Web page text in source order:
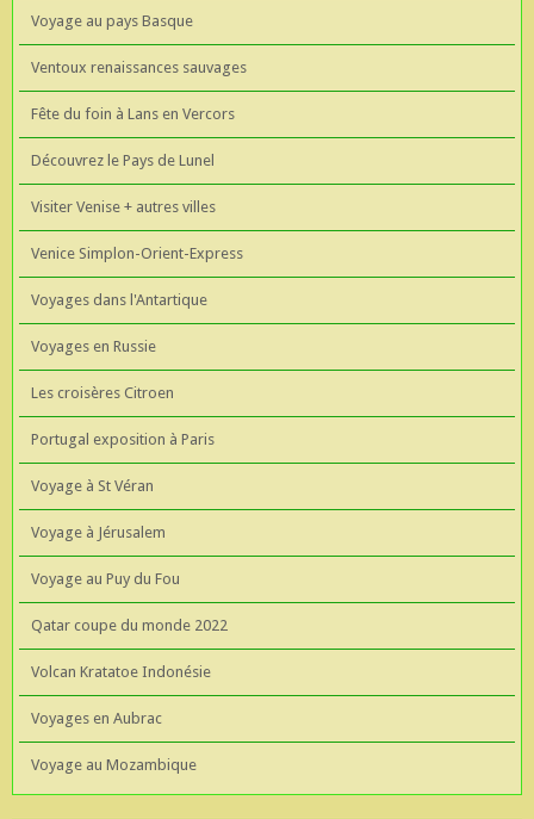
Voyage au pays Basque
Ventoux renaissances sauvages
Fête du foin à Lans en Vercors
Découvrez le Pays de Lunel
Visiter Venise + autres villes
Venice Simplon-Orient-Express
Voyages dans l'Antartique
Voyages en Russie
Les croisères Citroen
Portugal exposition à Paris
Voyage à St Véran
Voyage à Jérusalem
Voyage au Puy du Fou
Qatar coupe du monde 2022
Volcan Kratatoe Indonésie
Voyages en Aubrac
Voyage au Mozambique